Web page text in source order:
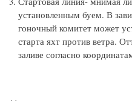
установленным буем. В
гоночный комитет может
старта яхт против ветра.
заливе согласно